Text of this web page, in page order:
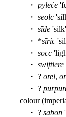
・ pyleċe
・ seolc
・ sīde
・ *sīric
・ socc
・ swiftlēre
・ ? orel,
・ ?
colour
・ ? sabon